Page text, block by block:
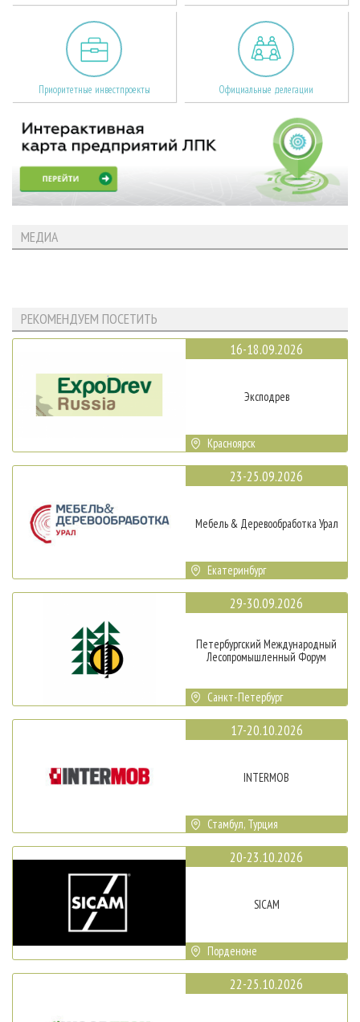
Приоритетные инвестпроекты Официальные делегации
МЕДИА
РЕКОМЕНДУЕМ ПОСЕТИТЬ
16-18.09.2026
Эксподрев
Красноярск
23-25.09.2026
Мебель & Деревообработка Урал
Екатеринбург
29-30.09.2026
Петербургский Международный
Лесопромышленный Форум
Санкт-Петербург
17-20.10.2026
INTERMOB
Стамбул, Турция
20-23.10.2026
SICAM
Порденоне
22-25.10.2026